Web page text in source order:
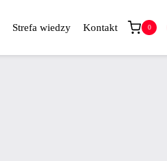
Strefa wiedzy Kontakt 0